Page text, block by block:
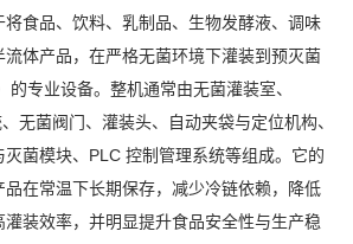
食品、饮料、乳制品、生物发酵液、调味
体产品，在严格无菌环境下灌装到预灭菌
专业设备。整机通常由无菌灌装室、
无菌阀门、灌装头、自动夹袋与定位机构、
菌模块、PLC 控制管理系统等组成。它的
在常温下长期保存，减少冷链依赖，降低
装效率，并明显提升食品安全性与生产稳